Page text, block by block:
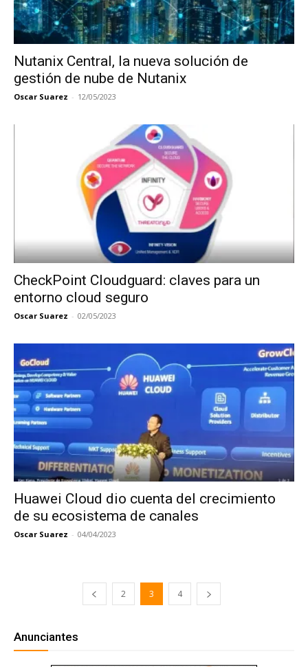
Nutanix Central, la nueva solución de
gestión de nube de Nutanix
Oscar Suarez - 12/05/2023
CheckPoint Cloudguard: claves para un
entorno cloud seguro
Oscar Suarez - 02/05/2023
Huawei Cloud dio cuenta del crecimiento
de su ecosistema de canales
Oscar Suarez - 04/04/2023
2 3 4
Anunciantes